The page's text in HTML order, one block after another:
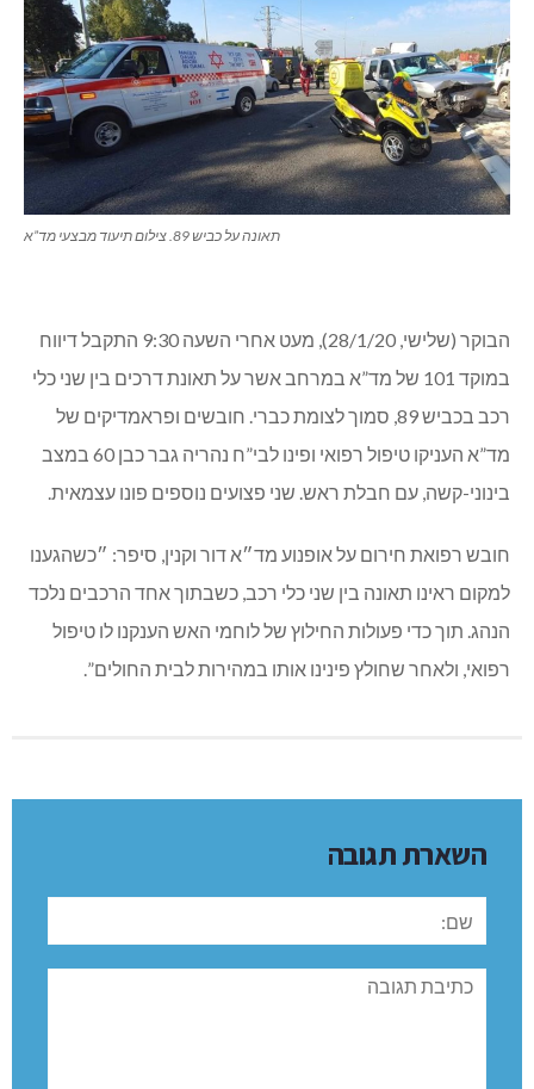
תאונה על כביש 89. צילום תיעוד מבצעי מד”א
הבוקר (שלישי, 28/1/20), מעט אחרי השעה 9:30 התקבל דיווח
במוקד 101 של מד”א במרחב אשר על תאונת דרכים בין שני כלי
רכב בכביש 89, סמוך לצומת כברי. חובשים ופראמדיקים של
מד”א העניקו טיפול רפואי ופינו לבי”ח נהריה גבר כבן 60 במצב
בינוני-קשה, עם חבלת ראש. שני פצועים נוספים פונו עצמאית.
חובש רפואת חירום על אופנוע מד״א דור וקנין, סיפר: ״כשהגענו
למקום ראינו תאונה בין שני כלי רכב, כשבתוך אחד הרכבים נלכד
הנהג. תוך כדי פעולות החילוץ של לוחמי האש הענקנו לו טיפול
רפואי, ולאחר שחולץ פינינו אותו במהירות לבית החולים”.
השארת תגובה
שם:
תגובה